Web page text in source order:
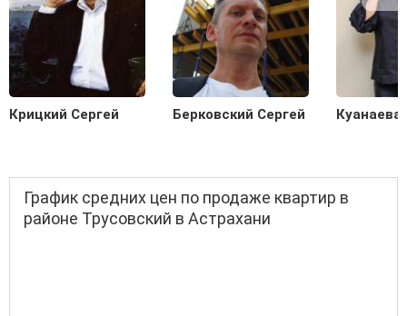
Крицкий Сергей Берковский Сергей
График средних цен по продаже квартир в
районе Трусовский в Астрахани